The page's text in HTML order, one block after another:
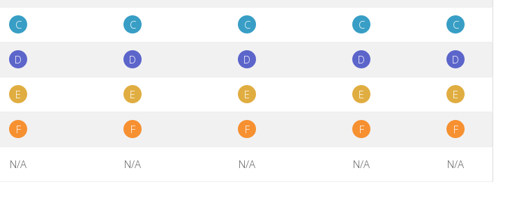
C C C C C
D D D D D
E E E E E
F F F F F
N/A N/A N/A N/A N/A